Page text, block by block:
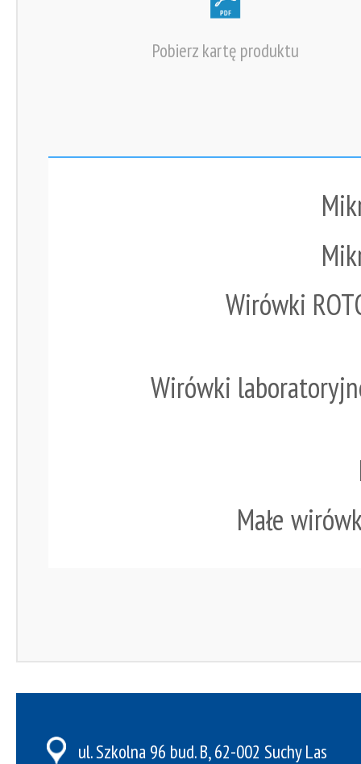
Pobierz kartę produktu
Wirówki
Wirówki
Małe
ul. Szkolna 96 bud. B, 62-002 Suchy Las